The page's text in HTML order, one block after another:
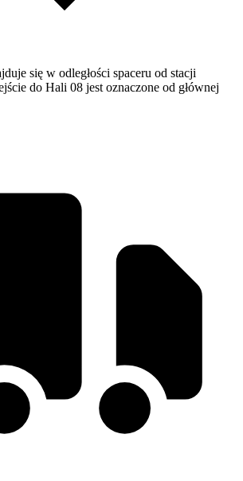
się w odległości spaceru od stacji
do Hali 08 jest oznaczone od głównej